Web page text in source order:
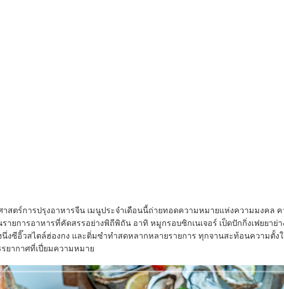
ร์การปรุงอาหารจีน เมนูประจำเดือนนี้ถ่ายทอดความหมายแห่งความมงคล
ยการอาหารที่คัดสรรอย่างพิถีพิถัน อาทิ หมูกรอบซิกเนเจอร์ เป็ดปักกิ่งเฟยยาย่
งซีอิ๊วสไตล์ฮ่องกง และติ่มซำทำสดหลากหลายรายการ ทุกจานสะท้อนความตั้ง
ยากาศที่เปี่ยมความหมาย